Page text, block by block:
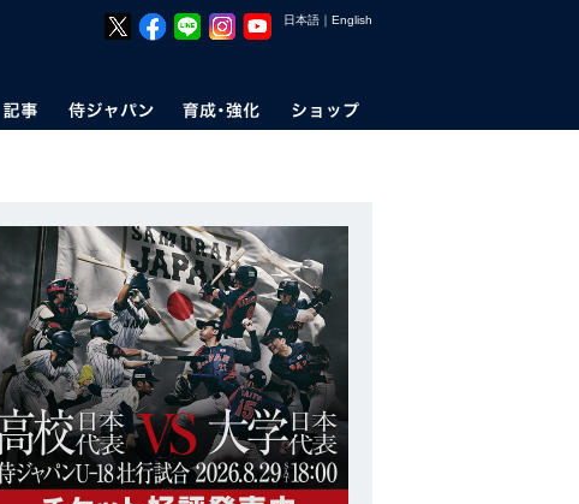
日本語 ｜ English